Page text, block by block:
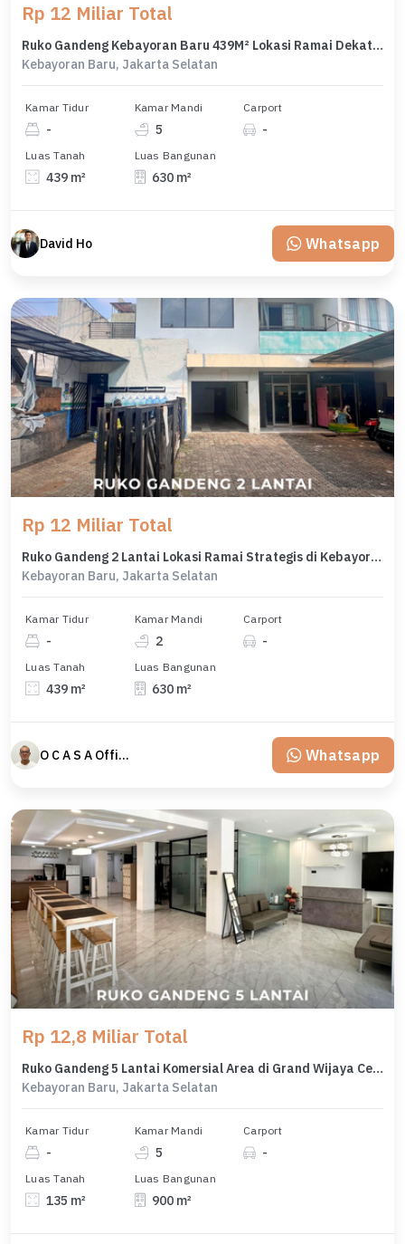
Rp 12 Miliar Total
Ruko Gandeng Kebayoran Baru 439M² Lokasi Ramai Dekat MRT
Kebayoran Baru, Jakarta Selatan
Kamar Tidur
-
Kamar Mandi
5
Carport
-
Luas Tanah
439 m²
Luas Bangunan
630 m²
David Ho Whatsapp
Rp 12 Miliar Total
Ruko Gandeng 2 Lantai Lokasi Ramai Strategis di Kebayoran Baru
Kebayoran Baru, Jakarta Selatan
Kamar Tidur
-
Kamar Mandi
2
Carport
-
Luas Tanah
439 m²
Luas Bangunan
630 m²
O C A S A Official property perfected Whatsapp
Rp 12,8 Miliar Total
Ruko Gandeng 5 Lantai Komersial Area di Grand Wijaya Center
Kebayoran Baru, Jakarta Selatan
Kamar Tidur
-
Kamar Mandi
5
Carport
-
Luas Tanah
135 m²
Luas Bangunan
900 m²